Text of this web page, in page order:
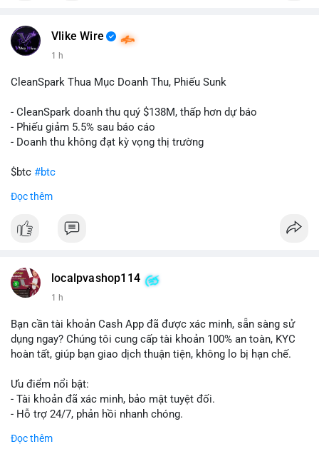
Vlike Wire
1 h
CleanSpark Thua Mục Doanh Thu, Phiếu Sunk
- CleanSpark doanh thu quý $138M, thấp hơn dự báo
- Phiếu giảm 5.5% sau báo cáo
- Doanh thu không đạt kỳ vọng thị trường
$btc #btc
#vlikevn
📰 Nguồn: Cointelegraph
Đọc thêm
localpvashop114
1 h
Bạn cần tài khoản Cash App đã được xác minh, sẵn sàng sử
dụng ngay? Chúng tôi cung cấp tài khoản 100% an toàn, KYC
hoàn tất, giúp bạn giao dịch thuận tiện, không lo bị hạn chế.
Ưu điểm nổi bật:
- Tài khoản đã xác minh, bảo mật tuyệt đối.
- Hỗ trợ 24/7, phản hồi nhanh chóng.
Đọc thêm